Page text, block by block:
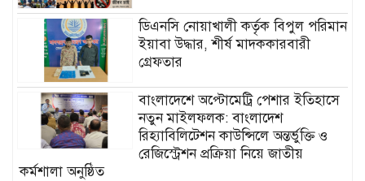
ডিএনসি নোয়াখালী কর্তৃক বিপুল পরিমান
ইয়াবা উদ্ধার, শীর্ষ মাদককারবারী
গ্রেফতার
বাংলাদেশে অপ্টোমেট্রি পেশার ইতিহাসে
নতুন মাইলফলক: বাংলাদেশ
রিহ্যাবিলিটেশন কাউন্সিলে অন্তর্ভুক্তি ও
রেজিস্ট্রেশন প্রক্রিয়া নিয়ে জাতীয়
কর্মশালা অনুষ্ঠিত